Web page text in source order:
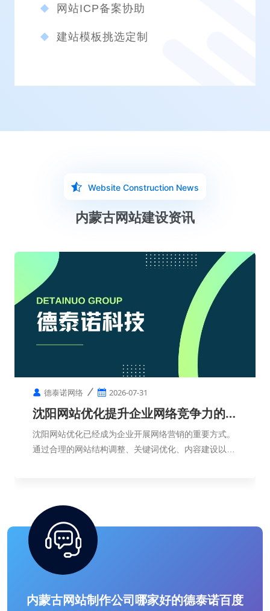
网站ICP备案协助
建站模板挑选定制
Website Construction News
内蒙古网站建设资讯
德泰诺网络 2026-07-31
沈阳网站优化提升企业网络竞争力的重
要方式
沈阳网站优化已经成为企业开展网络营销的重要方式。
通过合理的网站结构调整、关键词优化、内容建设以及
内蒙古网站制作公司哪家好的德泰诺百度